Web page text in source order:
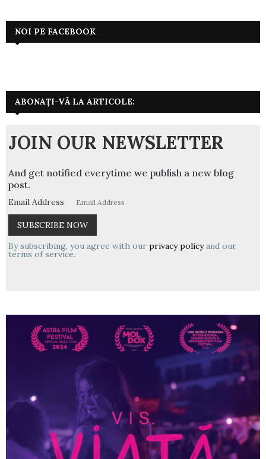
NOI PE FACEBOOK
ABONAȚI-VĂ LA ARTICOLE:
JOIN OUR NEWSLETTER
And get notified everytime we publish a new blog
post.
Email Address
By subscribing, you agree with our privacy policyand our
terms of service.